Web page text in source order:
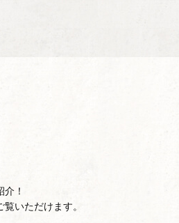
！
いただけます。